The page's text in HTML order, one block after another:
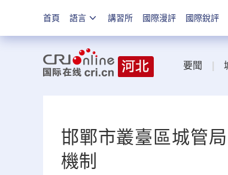
首頁 語言 講習所 國際漫評 國際銳評
要聞
邯鄲市叢臺區城管
機制